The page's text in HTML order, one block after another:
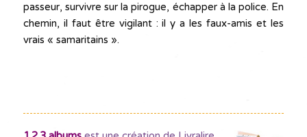
passeur, survivre sur la pirogue, échapper à la police. En
chemin, il faut être vigilant : il y a les faux-amis et les
vrais « samaritains ».